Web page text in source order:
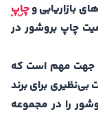
بازاریابی وچاپ
چاپ بروشور در
جهت مهم است که
برای برند
را در مجموعه